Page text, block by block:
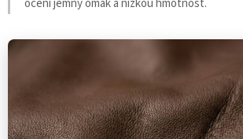
ocení jemný omak a nízkou hmotnost.